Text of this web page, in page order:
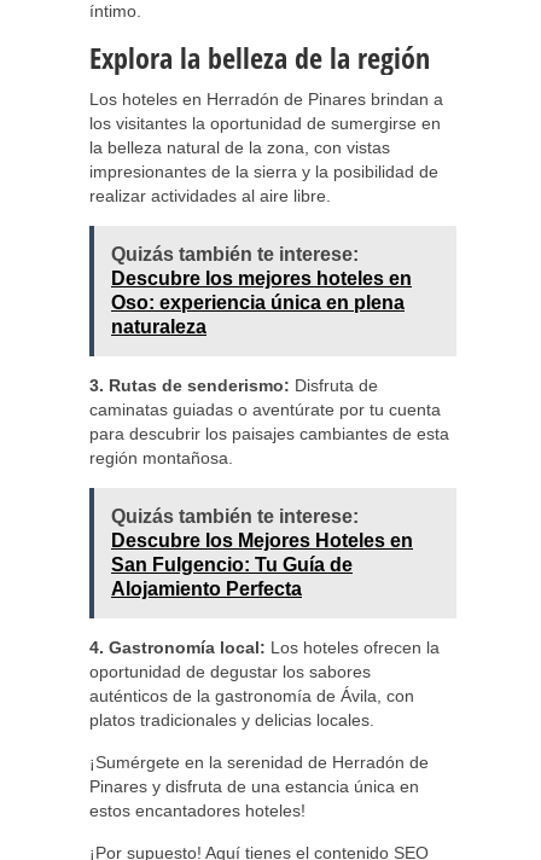
íntimo.
Explora la belleza de la región
Los hoteles en Herradón de Pinares brindan a
los visitantes la oportunidad de sumergirse en
la belleza natural de la zona, con vistas
impresionantes de la sierra y la posibilidad de
realizar actividades al aire libre.
Quizás también te interese:
Descubre los mejores hoteles en
Oso: experiencia única en plena
naturaleza
3. Rutas de senderismo: Disfruta de
caminatas guiadas o aventúrate por tu cuenta
para descubrir los paisajes cambiantes de esta
región montañosa.
Quizás también te interese:
Descubre los Mejores Hoteles en
San Fulgencio: Tu Guía de
Alojamiento Perfecta
4. Gastronomía local: Los hoteles ofrecen la
oportunidad de degustar los sabores
auténticos de la gastronomía de Ávila, con
platos tradicionales y delicias locales.
¡Sumérgete en la serenidad de Herradón de
Pinares y disfruta de una estancia única en
estos encantadores hoteles!
¡Por supuesto! Aquí tienes el contenido SEO